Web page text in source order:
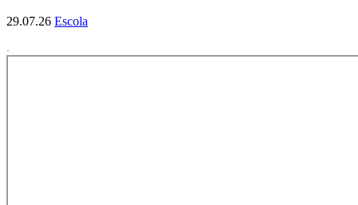
29.07.26 Escola